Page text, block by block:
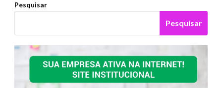
Pesquisar
Pesquisar